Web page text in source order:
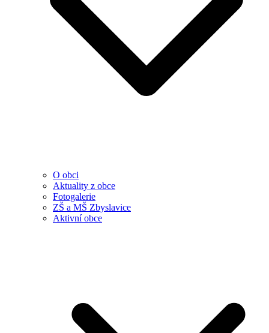
O obci
Aktuality z obce
Fotogalerie
ZŠ a MŠ Zbyslavice
Aktivní obce